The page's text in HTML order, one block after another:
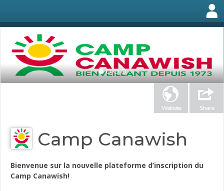
Website Share
Camp Canawish
Bienvenue sur la nouvelle plateforme d’inscription du
Camp Canawish!